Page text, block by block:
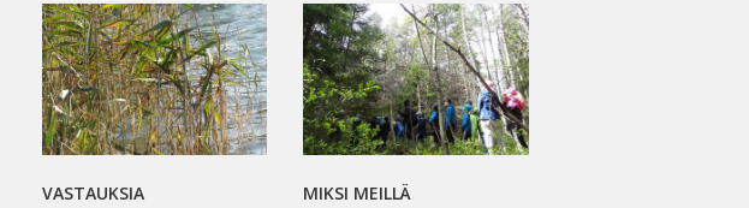
VASTAUKSIA
MIKSI MEILLÄ